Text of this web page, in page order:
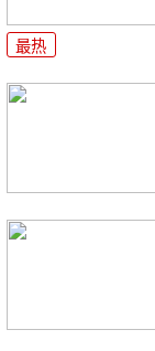
最热